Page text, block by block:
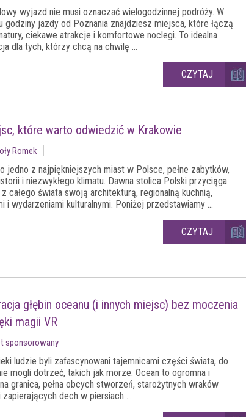
wyjazd nie musi oznaczać wielogodzinnej podróży. W
godziny jazdy od Poznania znajdziesz miejsca, które łączą
ciekawe atrakcje i komfortowe noclegi. To idealna
dla tych, którzy chcą na chwilę ...
CZYTAJ
które warto odwiedzić w Krakowie
Romek
jedno z najpiękniejszych miast w Polsce, pełne zabytków,
i niezwykłego klimatu. Dawna stolica Polski przyciąga
całego świata swoją architekturą, regionalną kuchnią,
i wydarzeniami kulturalnymi. Poniżej przedstawiamy ...
CZYTAJ
głębin oceanu (i innych miejsc) bez moczenia
magii VR
sponsorowany
ludzie byli zafascynowani tajemnicami części świata, do
mogli dotrzeć, takich jak morze. Ocean to ogromna i
granica, pełna obcych stworzeń, starożytnych wraków
dech w piersiach ...